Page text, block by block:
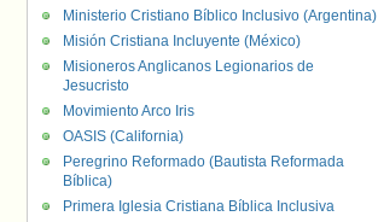
Ministerio Cristiano Bíblico Inclusivo (Argentina)
Misión Cristiana Incluyente (México)
Misioneros Anglicanos Legionarios de
Jesucristo
Movimiento Arco Iris
OASIS (California)
Peregrino Reformado (Bautista Reformada
Bíblica)
Primera Iglesia Cristiana Bíblica Inclusiva